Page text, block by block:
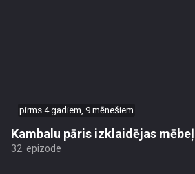
pirms 4 gadiem, 9 mēnešiem
Kambalu pāris izklaidējas
32. epizode